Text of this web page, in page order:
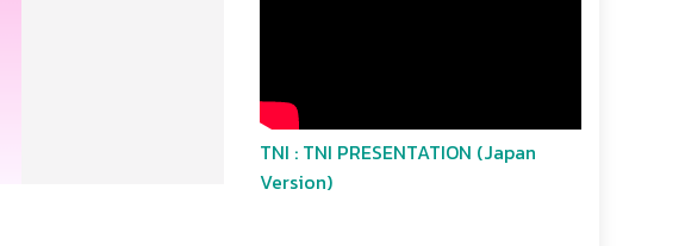
TNI : TNI PRESENTATION (Japan
Version)